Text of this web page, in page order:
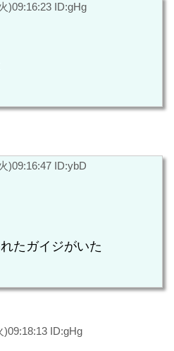
)09:16:23 ID:gHg
)09:16:47 ID:ybD
たガイジがいた
)09:18:13 ID:gHg